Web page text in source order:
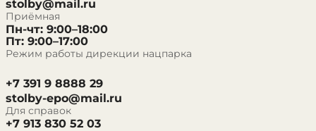
stolby@mail.ru
Приёмная
Пн-чт: 9:00–18:00
Пт: 9:00–17:00
Режим работы дирекции нацпарка
+7 391 9 8888 29
stolby-epo@mail.ru
Для справок
+7 913 830 52 03